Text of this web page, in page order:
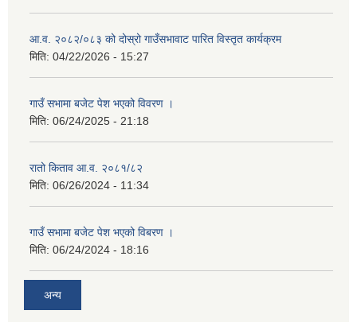
आ.व. २०८२/०८३ को दोस्रो गाउँसभावाट पारित विस्तृत कार्यक्रम
मिति: 04/22/2026 - 15:27
गाउँ सभामा बजेट पेश भएको विवरण ।
मिति: 06/24/2025 - 21:18
रातो किताव आ.व. २०८१/८२
मिति: 06/26/2024 - 11:34
गाउँ सभामा बजेट पेश भएको विबरण ।
मिति: 06/24/2024 - 18:16
अन्य